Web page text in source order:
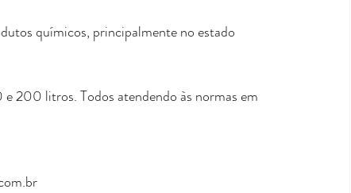
químicos, principalmente no estado
200 litros. Todos atendendo às normas em